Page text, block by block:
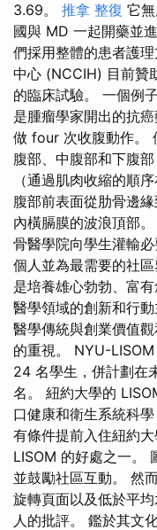
3.69。 推拿 整復 它
國與 MD 一起開藥並
們採用整體的患者護
中心 (NCCIH) 目前贊
的臨床試驗。 一個例
是腫瘤學家開出的抗
做 four 次收腹動作。
腹部、中腹部和下腹
（通過肌肉收縮的順
腹部前表面從肋骨邊
內橫膈膜的波浪頂部。
骨醫學院向學生灌輸
個人並為最需要的社
是培養雄心勃勃、富
醫學領域的創新和行
醫學傳統與創業價值
的重視。 NYU-
24 名學生，併計劃在
名。 紐約大學的
口健康和衛生系統科
有條件提前入住紐約
LISOM 的好處之一。
並鼓勵社區互動。 然
旋轉頁面以及低於平
人的批評。 鑑於其文